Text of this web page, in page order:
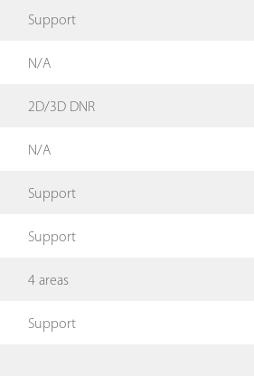
Support
N/A
2D/3D DNR
N/A
Support
Support
4 areas
Support